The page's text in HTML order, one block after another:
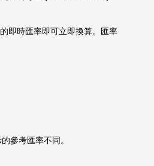
即時匯率即可立即換算。匯率
參考匯率不同。